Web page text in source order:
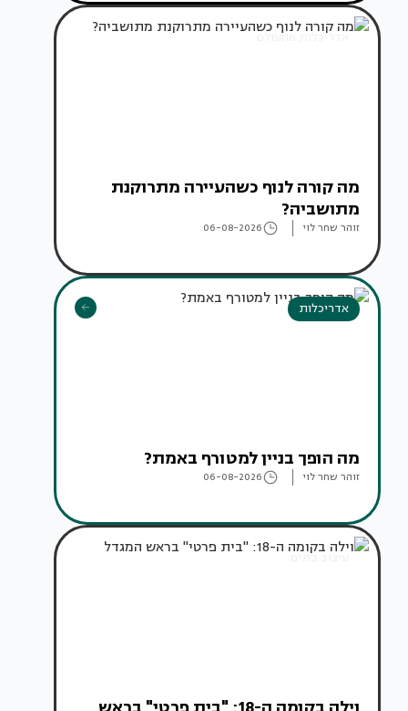
אדריכלות מהעולם
מה קורה לנוף כשהעיירה מתרוקנת
מתושביה?
זוהר שחר לוי 06-08-2026
אדריכלות
מה הופך בניין למטורף באמת?
זוהר שחר לוי 06-08-2026
עיצוב בתים